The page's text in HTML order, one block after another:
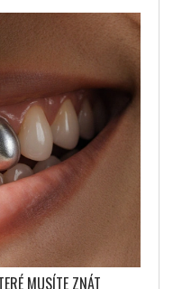
MUSÍTE ZNÁT